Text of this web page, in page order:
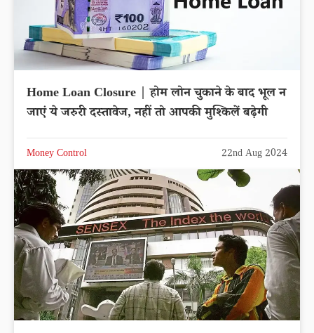
Home Loan Closure | होम लोन चुकाने के बाद भूल न
जाएं ये जरुरी दस्तावेज, नहीं तो आपकी मुश्किलें बढ़ेगी
Money Control 22nd Aug 2024